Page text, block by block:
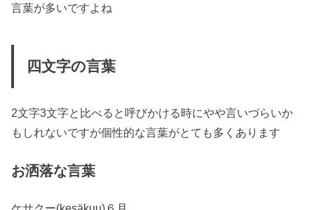
言葉が多いですよね
四文字の言葉
2文字3文字と比べると呼びかける時にやや言いづらいか
もしれないですが個性的な言葉がとても多くあります
お洒落な言葉